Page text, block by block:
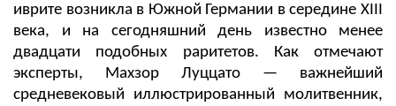
иврите возникла в Южной Германии в середине XIII
века, и на сегодняшний день известно менее
двадцати подобных раритетов. Как отмечают
эксперты, Махзор Луццато — важнейший
средневековый иллюстрированный молитвенник,